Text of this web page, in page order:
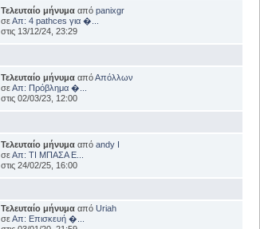
Τελευταίο μήνυμα απόpanixgr
σεΑπ: 4 pathces για �...
στις 13/12/24, 23:29
Τελευταίο μήνυμα απόΑπόλλων
σεΑπ: Πρόβλημα �...
στις 02/03/23, 12:00
Τελευταίο μήνυμα απόandy I
σεΑπ: ΤΙ ΜΠΑΣΑ Ε...
στις 24/02/25, 16:00
Τελευταίο μήνυμα απόUriah
σεΑπ: Επισκευή �...